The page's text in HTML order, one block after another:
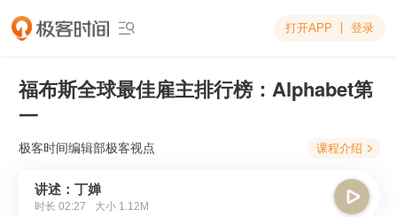
 打开APP 登录
福布斯全球最佳雇主排行榜：Alphabet第
一
极客时间编辑部极客视点 课程介绍 
讲述：丁婵
时长 02:27 大小 1.12M
